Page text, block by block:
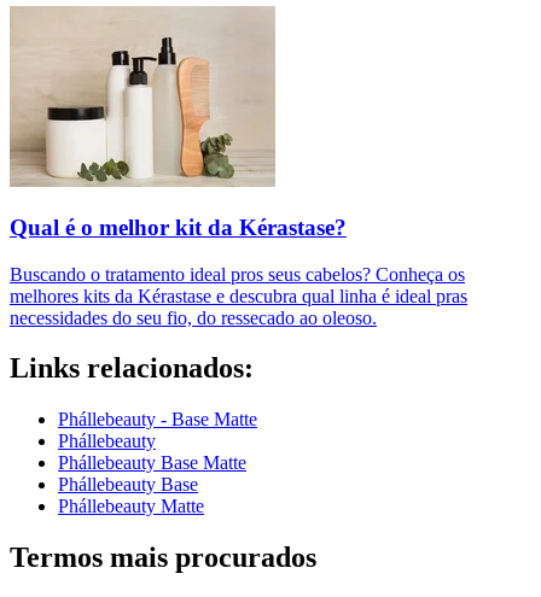
Qual é o melhor kit da Kérastase?
Buscando o tratamento ideal pros seus cabelos? Conheça os
melhores kits da Kérastase e descubra qual linha é ideal pras
necessidades do seu fio, do ressecado ao oleoso.
Links relacionados:
Phállebeauty - Base Matte
Phállebeauty
Phállebeauty Base Matte
Phállebeauty Base
Phállebeauty Matte
Termos mais procurados